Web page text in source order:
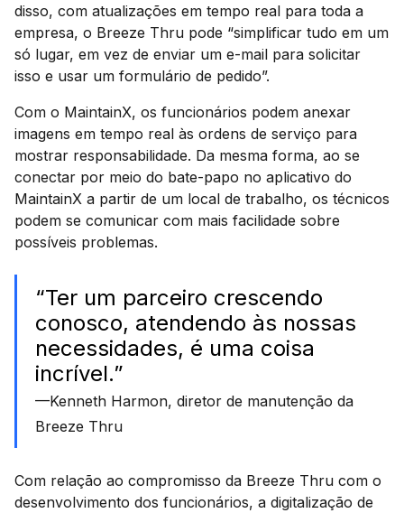
disso, com atualizações em tempo real para toda a
empresa, o Breeze Thru pode “simplificar tudo em um
só lugar, em vez de enviar um e-mail para solicitar
isso e usar um formulário de pedido”.
Com o MaintainX, os funcionários podem anexar
imagens em tempo real às ordens de serviço para
mostrar responsabilidade. Da mesma forma, ao se
conectar por meio do bate-papo no aplicativo do
MaintainX a partir de um local de trabalho, os técnicos
podem se comunicar com mais facilidade sobre
possíveis problemas.
“Ter um parceiro crescendo
conosco, atendendo às nossas
necessidades, é uma coisa
incrível.”
—Kenneth Harmon, diretor de manutenção da
Breeze Thru
Com relação ao compromisso da Breeze Thru com o
desenvolvimento dos funcionários, a digitalização de